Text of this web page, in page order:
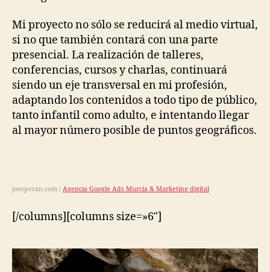
Mi proyecto no sólo se reducirá al medio virtual,
si no que también contará con una parte
presencial. La realización de talleres,
conferencias, cursos y charlas, continuará
siendo un eje transversal en mi profesión,
adaptando los contenidos a todo tipo de público,
tanto infantil como adulto, e intentando llegar
al mayor número posible de puntos geográficos.
joseperan.com / Agencia Google Ads Murcia & Marketing digital
[/columns][columns size=»6″]